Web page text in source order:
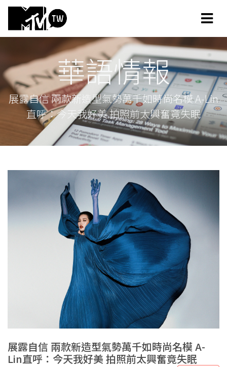
華語情報
展露自信 兩款新造型氣勢萬千如時尚名模 A-Lin
直呼：今天我好美 拍照前太興奮竟失眠
展露自信 兩款新造型氣勢萬千如時尚名模 A-
Lin直呼：今天我好美 拍照前太興奮竟失眠